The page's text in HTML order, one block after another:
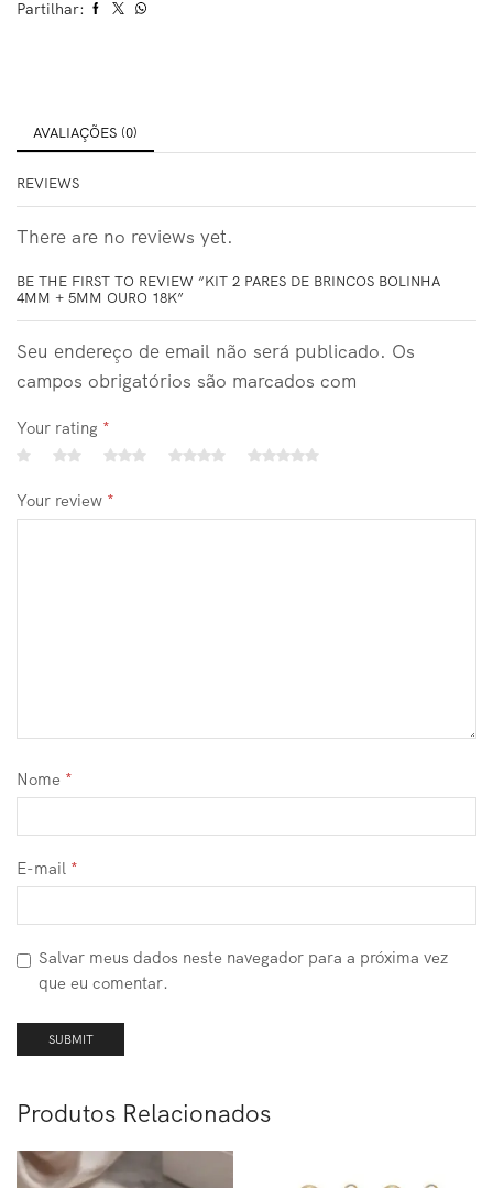
Partilhar:
AVALIAÇÕES (0)
REVIEWS
There are no reviews yet.
BE THE FIRST TO REVIEW “KIT 2 PARES DE BRINCOS BOLINHA
4MM + 5MM OURO 18K”
Seu endereço de email não será publicado. Os
campos obrigatórios são marcados com
Your rating *
Your review *
Nome *
E-mail *
Salvar meus dados neste navegador para a próxima vez
que eu comentar.
Produtos Relacionados